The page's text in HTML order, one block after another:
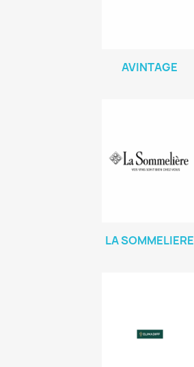
AVINTAGE
LA SOMMELIERE